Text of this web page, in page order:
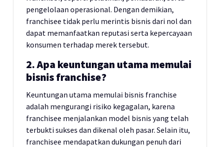
pengelolaan operasional. Dengan demikian,
franchisee tidak perlu merintis bisnis dari nol dan
dapat memanfaatkan reputasi serta kepercayaan
konsumen terhadap merek tersebut.
2. Apa keuntungan utama memulai
bisnis franchise?
Keuntungan utama memulai bisnis franchise
adalah mengurangi risiko kegagalan, karena
franchisee menjalankan model bisnis yang telah
terbukti sukses dan dikenal oleh pasar. Selain itu,
franchisee mendapatkan dukungan penuh dari